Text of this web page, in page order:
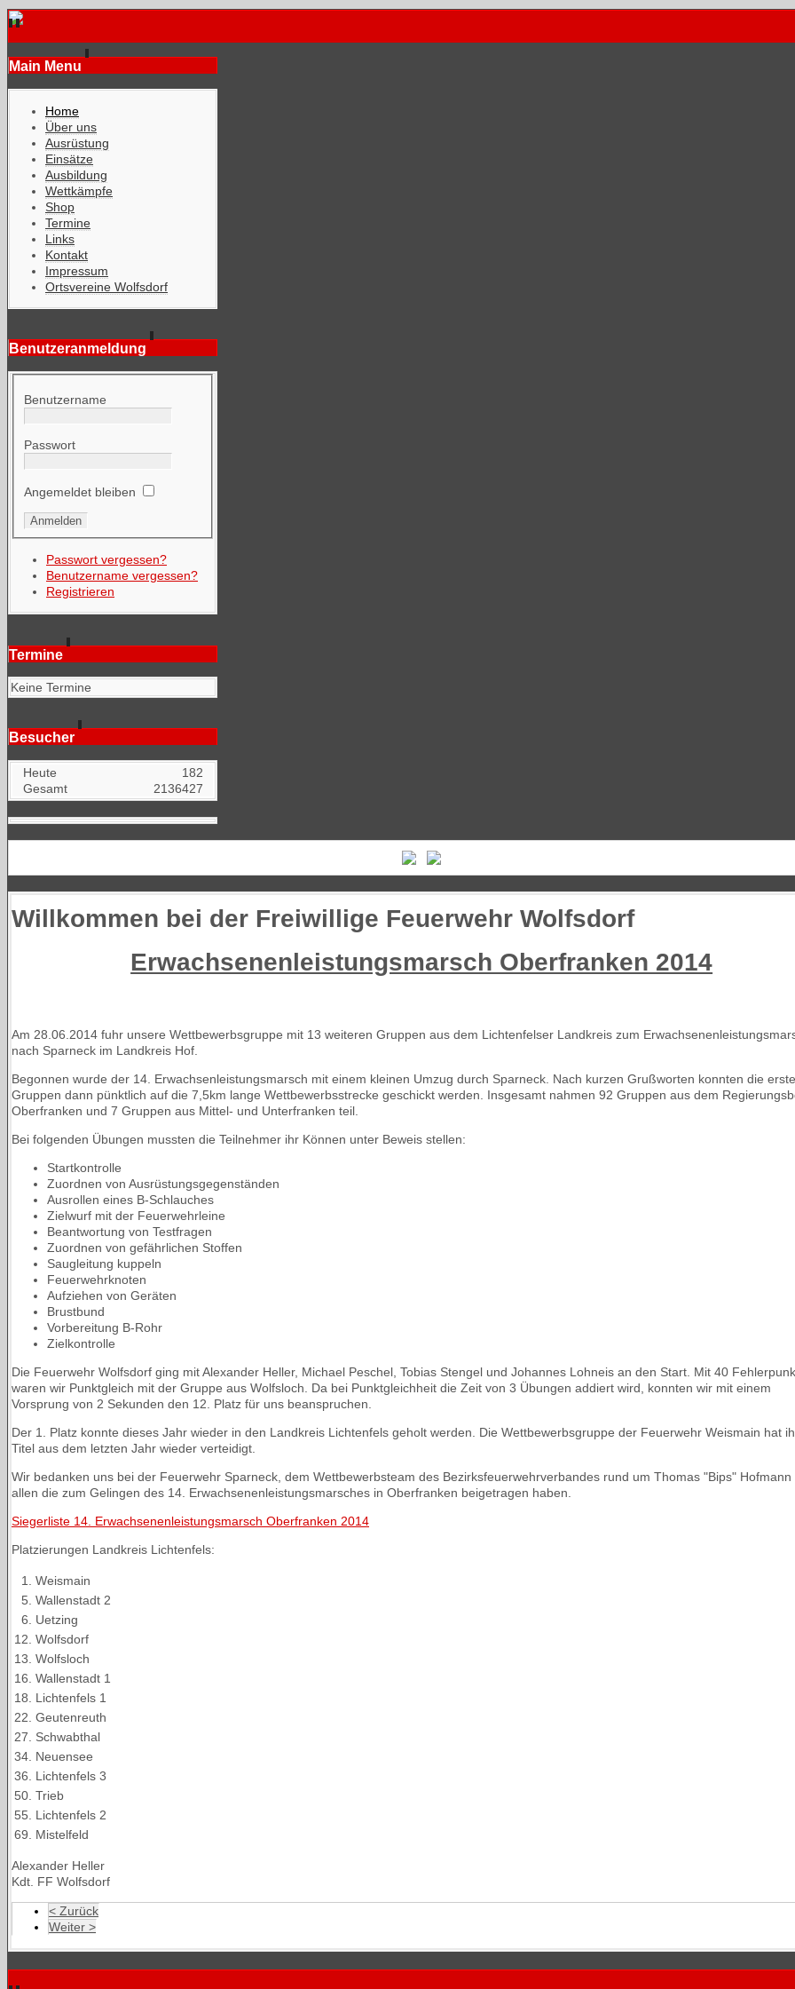
Main Menu
Home
Über uns
Ausrüstung
Einsätze
Ausbildung
Wettkämpfe
Shop
Termine
Links
Kontakt
Impressum
Ortsvereine Wolfsdorf
Benutzeranmeldung
Benutzername
Passwort
Angemeldet bleiben
Passwort vergessen?
Benutzername vergessen?
Registrieren
Termine
Keine Termine
Besucher
Heute
182
Gesamt
2136427
Willkommen bei der Freiwillige Feuerwehr Wolfsdorf
Erwachsenenleistungsmarsch Oberfranken 2014
Am 28.06.2014 fuhr unsere Wettbewerbsgruppe mit 13 weiteren Gruppen aus dem Lichtenfelser Landkreis zum
nach Sparneck im Landkreis Hof.
Begonnen wurde der 14. Erwachsenleistungsmarsch mit einem kleinen Umzug durch Sparneck. Nach kurzen Grußworten konnten die
Gruppen dann pünktlich auf die 7,5km lange Wettbewerbsstrecke geschickt werden. Insgesamt nahmen 92 Gruppen aus dem
Oberfranken und 7 Gruppen aus Mittel- und Unterfranken teil.
Bei folgenden Übungen mussten die Teilnehmer ihr Können unter Beweis stellen:
Startkontrolle
Zuordnen von Ausrüstungsgegenständen
Ausrollen eines B-Schlauches
Zielwurf mit der Feuerwehrleine
Beantwortung von Testfragen
Zuordnen von gefährlichen Stoffen
Saugleitung kuppeln
Feuerwehrknoten
Aufziehen von Geräten
Brustbund
Vorbereitung B-Rohr
Zielkontrolle
Die Feuerwehr Wolfsdorf ging mit Alexander Heller, Michael Peschel, Tobias Stengel und Johannes Lohneis an den Start. Mit 40
waren wir Punktgleich mit der Gruppe aus Wolfsloch. Da bei Punktgleichheit die Zeit von 3 Übungen addiert wird, konnten wir mit einem
Vorsprung von 2 Sekunden den 12. Platz für uns beanspruchen.
Der 1. Platz konnte dieses Jahr wieder in den Landkreis Lichtenfels geholt werden. Die Wettbewerbsgruppe der Feuerwehr Weismain hat
Titel aus dem letzten Jahr wieder verteidigt.
Wir bedanken uns bei der Feuerwehr Sparneck, dem Wettbewerbsteam des Bezirksfeuerwehrverbandes rund um Thomas "Bips" Hofmann
allen die zum Gelingen des 14. Erwachsenenleistungsmarsches in Oberfranken beigetragen haben.
Siegerliste 14. Erwachsenenleistungsmarsch Oberfranken 2014
Platzierungen Landkreis Lichtenfels:
1.
Weismain
5. Wallenstadt 2
6.
Uetzing
12. Wolfsdorf
13. Wolfsloch
16. Wallenstadt 1
18.
Lichtenfels 1
22. Geutenreuth
27.
Schwabthal
34. Neuensee
36.
Lichtenfels 3
50. Trieb
55.
Lichtenfels 2
69.
Mistelfeld
Alexander Heller
Kdt. FF Wolfsdorf
< Zurück
Weiter >